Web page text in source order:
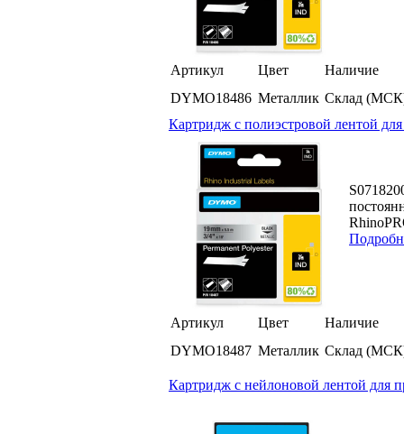
Артикул Цвет
Наличие
DYMO18486 Металлик Склад
Картридж c полиэстровой лентой
Артикул Цвет
Наличие
DYMO18487 Металлик Склад
Картридж c нейлоновой лентой для